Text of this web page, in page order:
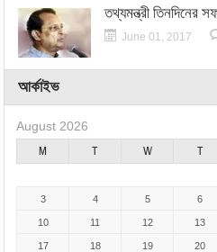
তথ্যমন্ত্রী তিনদিনের
June 01, 2017
আর্কাইভ
August 2026
M
T W T
3 4 5 6
10 11 12 13
17 18 19 20